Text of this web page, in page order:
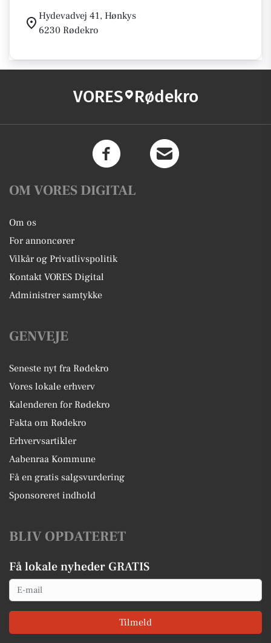
Hydevadvej 41, Hønkys
6230 Rødekro
VORES Rødekro
OM VORES DIGITAL
Om os
For annoncører
Vilkår og Privatlivspolitik
Kontakt VORES Digital
Administrer samtykke
GENVEJE
Seneste nyt fra Rødekro
Vores lokale erhverv
Kalenderen for Rødekro
Fakta om Rødekro
Erhvervsartikler
Aabenraa Kommune
Få en gratis salgsvurdering
Sponsoreret indhold
BLIV OPDATERET
Få lokale nyheder GRATIS
Email
Tilmeld